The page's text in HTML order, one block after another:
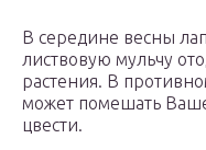
В середине весны
листвовую мульчу
растения. В
может помешать
цвести.